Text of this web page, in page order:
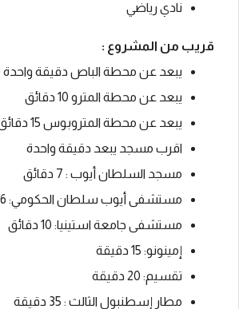
نادي رياضي
قريب من المشروع :
يبعد عن محطة الباص دقيقة واحدة
يبعد عن محطة المترو 10 دقائق
يبعد عن محطة المتروبوس 15 دقائق
اقرب مسجد يبعد دقيقة واحدة
مسجد السلطان أيوب : 7 دقائق
مستشفى أيوب سلطان الحكومي: 6 دقائق
مستشفى جامعة استينيا: 10 دقائق
إمينونو: 15 دقيقة
تقسيم: 20 دقيقة
مطار إسطنبول الثالث : 35 دقيقة